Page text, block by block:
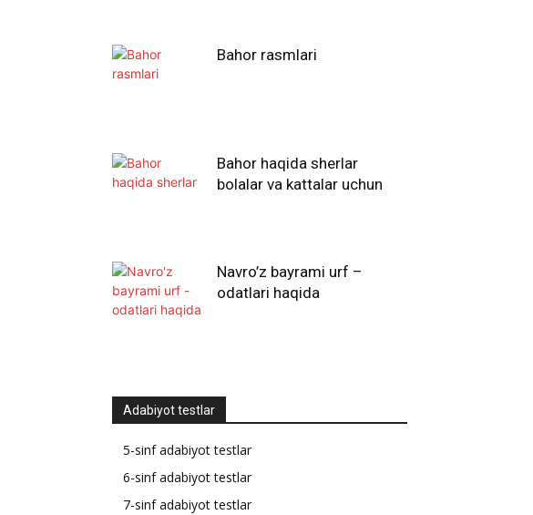
Bahor rasmlari
Bahor haqida sherlar
bolalar va kattalar uchun
Navro’z bayrami urf –
odatlari haqida
Adabiyot testlar
5-sinf adabiyot testlar
6-sinf adabiyot testlar
7-sinf adabiyot testlar